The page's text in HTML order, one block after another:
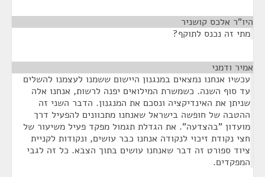
היו"ר אלכס קושניר
מתי זה נכנס לתוקף?
אמיר ודמני
עכשיו אנחנו נמצאים במנגנון היישום ששמנו לעצמנו להשלים
עד סוף השנה. כשמשרת המילואים יפנה לרשות, אנחנו אלה
שניתן את האינדיקציה ונסכם את המנגנון. הדבר השני זה
ההטבה של חופשה בישראל שאנחנו מתכוונים להפעיל דרך
מועדון "בהצדעה". את הגדלת תגמול מפקד פעיל משיעור של
חצי נקודת זיכוי לנקודה אנחנו כבר עושים, ונקודות לקניית
ציוד ספורט זה דבר שאנחנו עושים בתוך הצבא. כל זה לגבי
המפקדים.